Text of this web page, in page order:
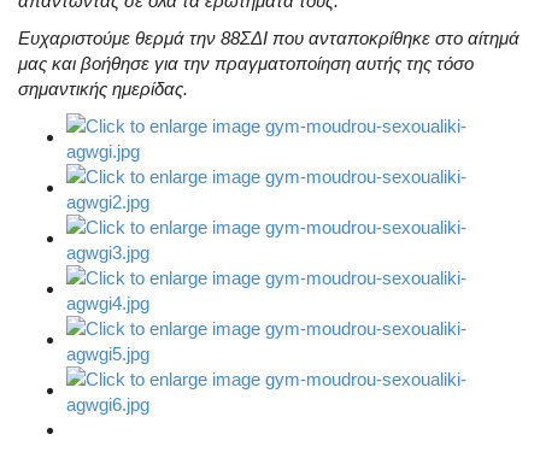
Ευχαριστούμε θερμά την 88ΣΔΙ που ανταποκρίθηκε στο αίτημά
μας και βοήθησε για την πραγματοποίηση αυτής της τόσο
σημαντικής ημερίδας.